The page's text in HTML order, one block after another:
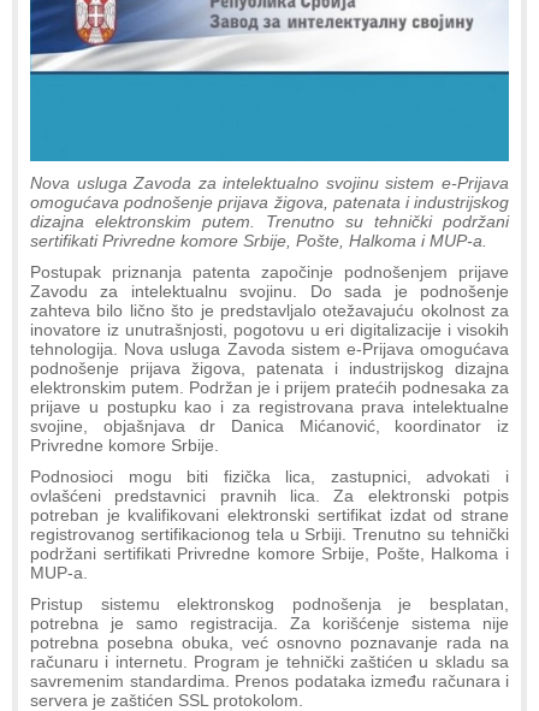
Nova usluga Zavoda za intelektualno svojinu sistem e-Prijava
omogućava podnošenje prijava žigova, patenata i industrijskog
dizajna elektronskim putem. Trenutno su tehnički podržani
sertifikati Privredne komore Srbije, Pošte, Halkoma i MUP-a.
Postupak priznanja patenta započinje podnošenjem prijave
Zavodu za intelektualnu svojinu. Do sada je podnošenje
zahteva bilo lično što je predstavljalo otežavajuću okolnost za
inovatore iz unutrašnjosti, pogotovu u eri digitalizacije i visokih
tehnologija. Nova usluga Zavoda sistem e-Prijava omogućava
podnošenje prijava žigova, patenata i industrijskog dizajna
elektronskim putem. Podržan je i prijem pratećih podnesaka za
prijave u postupku kao i za registrovana prava intelektualne
svojine, objašnjava dr Danica Mićanović, koordinator iz
Privredne komore Srbije.
Podnosioci mogu biti fizička lica, zastupnici, advokati i
ovlašćeni predstavnici pravnih lica. Za elektronski potpis
potreban je kvalifikovani elektronski sertifikat izdat od strane
registrovanog sertifikacionog tela u Srbiji. Trenutno su tehnički
podržani sertifikati Privredne komore Srbije, Pošte, Halkoma i
MUP-a.
Pristup sistemu elektronskog podnošenja je besplatan,
potrebna je samo registracija. Za korišćenje sistema nije
potrebna posebna obuka, već osnovno poznavanje rada na
računaru i internetu. Program je tehnički zaštićen u skladu sa
savremenim standardima. Prenos podataka između računara i
servera je zaštićen SSL protokolom.